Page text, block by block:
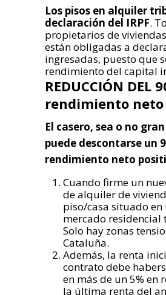
Los pisos en alquiler
declaración del IRPF.
propietarios de
están obligadas a
ingresadas, puesto que
rendimiento del capital
REDUCCIÓN DEL
rendimiento
El casero, sea o no
puede descontarse un
rendimiento neto
Cuando firme un
de alquiler de
piso/casa situado en
mercado residencial
Solo hay zonas
Cataluña.
Además, la renta
contrato debe
en más de un 5% en
la última renta del